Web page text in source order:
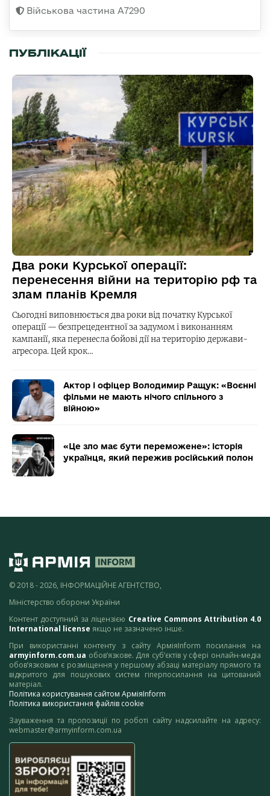
Військова частина А7290
ПУБЛІКАЦІЇ
Два роки Курської операції:
перенесення війни на територію рф та
злам планів Кремля
Сьогодні виповнюється два роки від початку Курської
операції — безпрецедентної за задумом і виконанням
кампанії, яка перенесла бойові дії на територію держави-
агресора. Цей крок…
Актор і офіцер Володимир Ращук: «Воєнні
фільми не мають нічого спільного з
війною»
«Це зло має бути переможене»: історія
українця, який пережив російський полон
© 2018 - 2026, ІНФОРМАЦІЙНЕ АГЕНТСТВО,
Міністерство оборони України
Контент доступний за ліцензією Creative Commons Attribution 4.0
International license якщо не зазначено інше.
При використанні контенту з сайту АрміяInform посилання на
armyinform.com.ua обов’язкове. Для суб’єктів у сфері онлайн-медіа
обов’язковим є розміщення у першому абзаці матеріалу прямого та
відкритого для пошукових систем гіперпосилання на цитований
матеріал.
Політика користування сайтом АрміяInform
Політика використання файлів cookie
Зауваження та пропозиції по роботі сайту надсилайте на адресу:
webmaster@armyinform.com.ua